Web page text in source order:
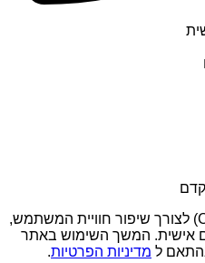
האתר משתמש בעוגיות (Cookies) לצורך שיפור חוויית המשתמש,
אישית. המשך השימוש באתר
ל מדיניות הפרטיות.